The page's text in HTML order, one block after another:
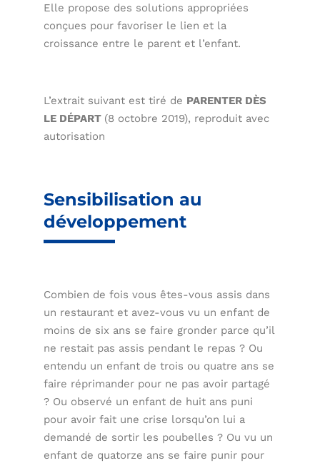
Elle propose des solutions appropriées
conçues pour favoriser le lien et la
croissance entre le parent et l’enfant.
L’extrait suivant est tiré de PARENTER DÈS
LE DÉPART (8 octobre 2019), reproduit avec
autorisation
Sensibilisation au
développement
Combien de fois vous êtes-vous assis dans
un restaurant et avez-vous vu un enfant de
moins de six ans se faire gronder parce qu’il
ne restait pas assis pendant le repas ? Ou
entendu un enfant de trois ou quatre ans se
faire réprimander pour ne pas avoir partagé
? Ou observé un enfant de huit ans puni
pour avoir fait une crise lorsqu’on lui a
demandé de sortir les poubelles ? Ou vu un
enfant de quatorze ans se faire punir pour